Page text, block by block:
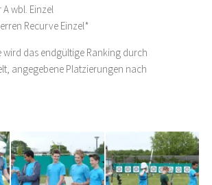
wbl. Einzel
Recurve Einzel*
wird das endgültige Ranking durch
angegebene Platzierungen nach